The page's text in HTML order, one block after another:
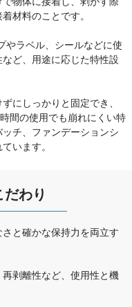
材料のことです。
やラベル、シールなどに使
ど、用途に応じた特性設
にしっかりと固定でき、
間の使用でも崩れにくい特
チ、ファンデーションシ
います。
わり
と確かな保持力を両立す
剥離性など、使用性と機